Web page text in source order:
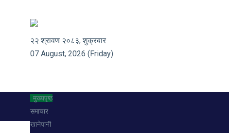
२२ श्रावण २०८३, शुक्रबार
07 August, 2026 (Friday)
मुख्यपृष्ठ
समाचार
खानेपानी